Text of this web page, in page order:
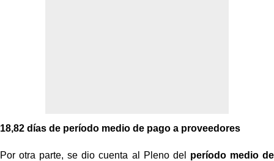
18,82 días de período medio de pago a proveedores
Por otra parte, se dio cuenta al Pleno del período medio de